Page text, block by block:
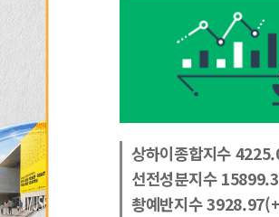
상하이종합지수
선전성분지수
촹예반지수